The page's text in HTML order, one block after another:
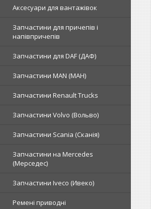
Аксесуари для вантажівок
Запчастини для причепів і
напівпричепів
Запчастини для DAF (ДАФ)
Запчастини MAN (МАН)
Запчастини Renault Trucks
Запчастини Volvo (Вольво)
Запчастини Scania (Сканія)
Запчастини на Mercedes
(Мерседес)
Запчастини Iveco (Ивеко)
Ремені приводні